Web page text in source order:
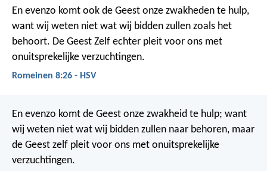
En evenzo komt ook de Geest onze zwakheden te hulp,
want wij weten niet wat wij bidden zullen zoals het
behoort. De Geest Zelf echter pleit voor ons met
onuitsprekelijke verzuchtingen.
Romeinen 8:26 - HSV
En evenzo komt de Geest onze zwakheid te hulp; want
wij weten niet wat wij bidden zullen naar behoren, maar
de Geest zelf pleit voor ons met onuitsprekelijke
verzuchtingen.